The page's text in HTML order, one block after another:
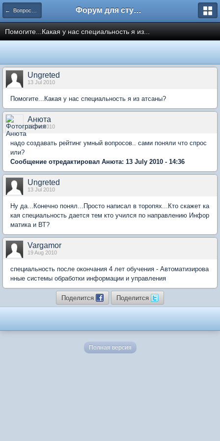
← Вопросы и ответы Форум для студента СГА
Помогите...Какая у нас специальность я из...
Ungreted
13 Jul 2010
Помогите...Какая у нас специальность я из атсаны?
Анюта
13 Jul 2010
надо создавать рейтинг умный вопросов.. сами поняли что спрос
или?
Сообщение отредактировал Анюта: 13 July 2010 - 14:36
Ungreted
13 Jul 2010
Ну да...Конечно понял...Просто написал в торопях...Кто скажет ка
кая специальность дается тем кто учился по направлению Инфор
матика и ВТ?
Vargamor
19 Aug 2010
специальность после окончания 4 лет обучения - Автоматизирова
нные системы обработки информации и управления
Поделится Поделится
Полная версия